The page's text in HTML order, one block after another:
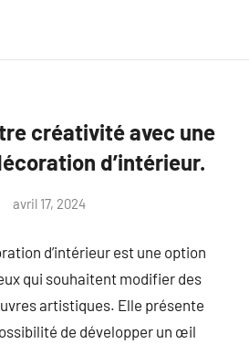
créativité avec une
d’intérieur.
avril 17, 2024
d’intérieur est une option
qui souhaitent modifier des
artistiques. Elle présente
de développer un œil